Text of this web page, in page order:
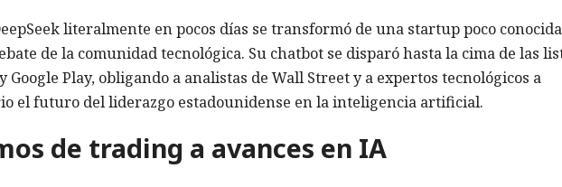
literalmente en pocos días se transformó de una startup poco
de la comunidad tecnológica. Su chatbot se disparó hasta la cima de las
Google Play, obligando a analistas de Wall Street y a expertos tecnológicos a
el futuro del liderazgo estadounidense en la inteligencia artificial.
de trading a avances en IA